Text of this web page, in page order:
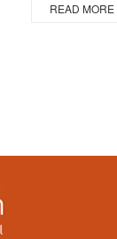
READ MORE